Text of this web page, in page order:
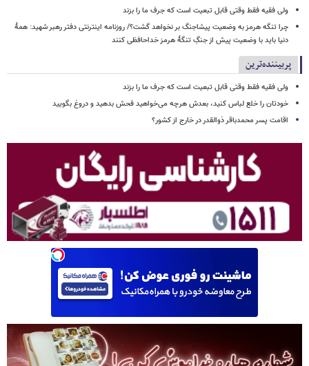
ولی فقیه فقط وقتی قابل تبعیت است که جرف ما را بزند
چرا تنگه هرمز به وضعیت پیشاجنگ بر نخواهد گشت؟/ روزنامه اینترنتی دفتر رهبر شهید: همۀ
دنیا باید با وضعیت پیش از جنگِ تنگۀ هرمز خداحافظی کنند
پربیننده‌ترین
ولی فقیه فقط وقتی قابل تبعیت است که جرف ما را بزند
خودتان را خلع لباس کنید، بعدش هرچه می‌خواهید فحش بدهید و دروغ بگویید
اقامت پسر محمدباقر ذوالقدر در خارج از کشور؟